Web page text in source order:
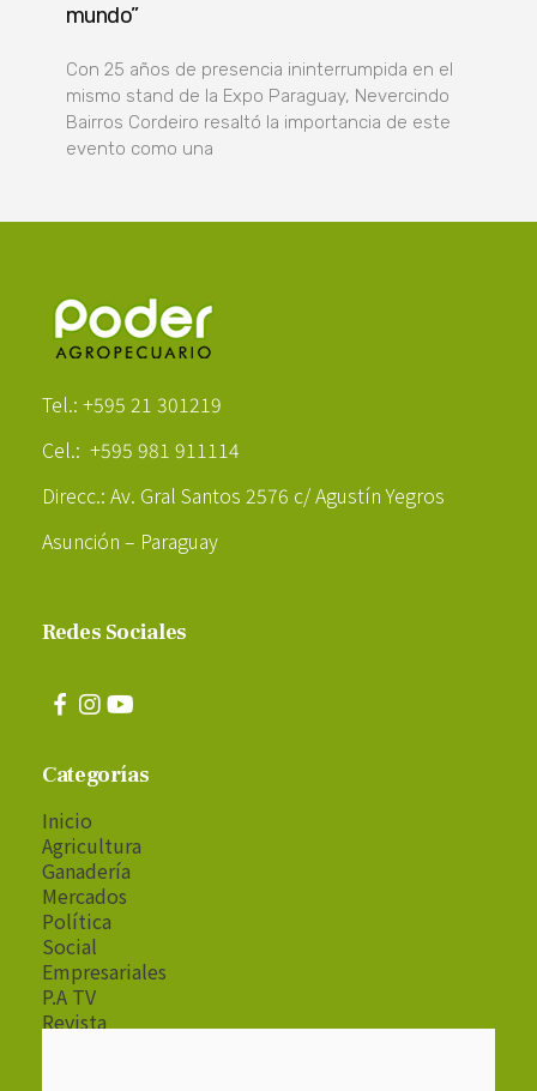
mundo”
Con 25 años de presencia ininterrumpida en el
mismo stand de la Expo Paraguay, Nevercindo
Bairros Cordeiro resaltó la importancia de este
evento como una
Tel.: +595 21 301219
Cel.: +595 981 911114
Direcc.: Av. Gral Santos 2576 c/ Agustín Yegros
Asunción – Paraguay
Redes Sociales
Categorías
Inicio
Agricultura
Ganadería
Mercados
Política
Social
Empresariales
P.A TV
Revista